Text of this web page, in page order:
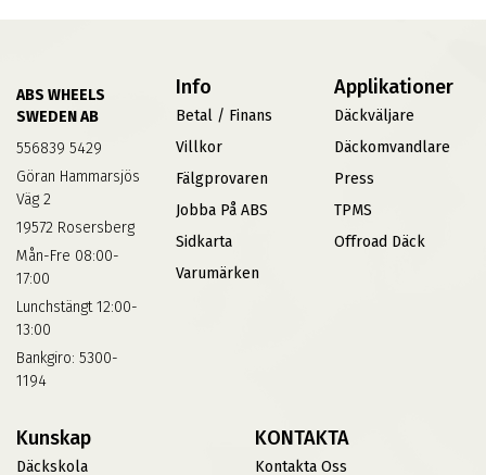
ABS WHEELS
SWEDEN AB
556839 5429
Göran Hammarsjös
Väg 2
19572 Rosersberg
Mån-Fre 08:00-
17:00
Lunchstängt 12:00-
13:00
Bankgiro: 5300-
1194
Info
Betal / Finans
Villkor
Fälgprovaren
Jobba På ABS
Sidkarta
Varumärken
Applikationer
Däckväljare
Däckomvandlare
Press
TPMS
Offroad Däck
Kunskap
Däckskola
KONTAKTA
Kontakta Oss